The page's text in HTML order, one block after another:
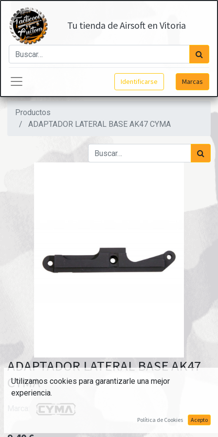
Tu tienda de Airsoft en Vitoria
Identificarse Marcas
Productos
ADAPTADOR LATERAL BASE AK47 CYMA
ADAPTADOR LATERAL BASE AK47
CYMA
Utilizamos cookies para garantizarle una mejor
experiencia.
Política de Cookies Acepto